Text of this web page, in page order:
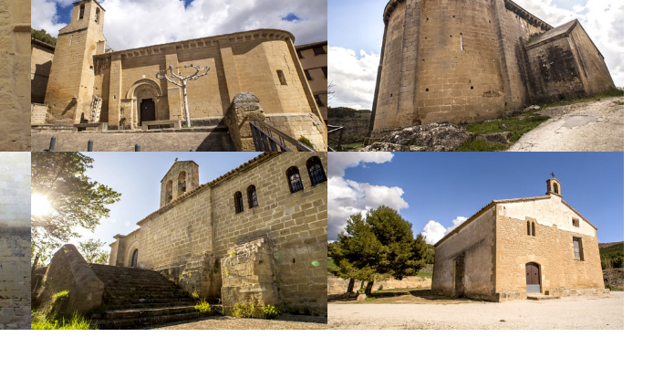
Iglesia
de San Felices
Iglesia
de San Juan
Iglesia
de San Cristóbal
Ermita de Loreto